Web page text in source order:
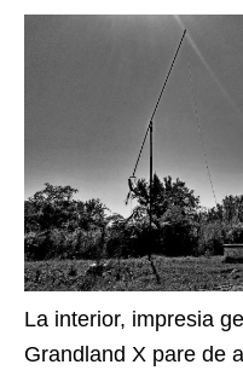
La interior, impresia
Grandland X pare de